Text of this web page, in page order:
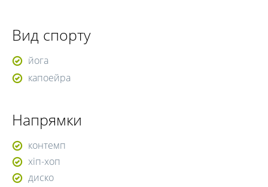
Вид спорту
йога
капоейра
Напрямки
контемп
хіп-хоп
диско